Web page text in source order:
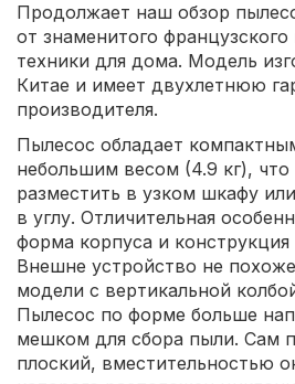
Продолжает наш обзор
от знаменитого
техники для дома. Модель
Китае и имеет двухлетнюю
производителя.
Пылесос обладает
небольшим весом (4.9 кг), что
разместить в узком шкафу
в углу. Отличительная
форма корпуса и конструкция
Внешне устройство не
модели с вертикальной
Пылесос по форме больше
мешком для сбора пыли. Сам
плоский, вместительностью